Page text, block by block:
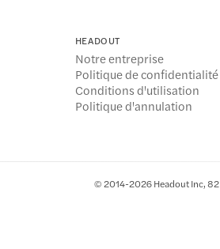
HEADOUT
Notre entreprise
Politique de confidentialité
Conditions d'utilisation
Politique d'annulation
© 2014-2026 Headout Inc,